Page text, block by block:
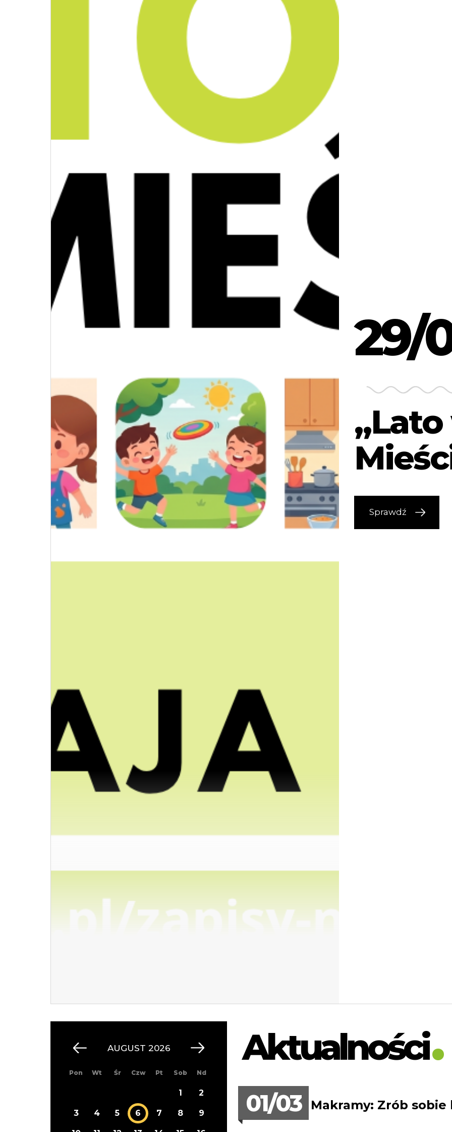
29/
Sprawdź
AUGUST 2026
Pon Wt Śr Czw Pt Sob Nd
1 2
3 4 5 6 7 8 9
Aktualności
01/03
Warsztaty Makramy: Zrób